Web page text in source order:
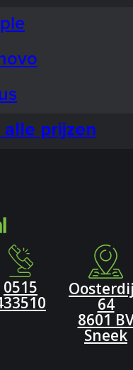
alle prijzen
0515
64
8601
Sneek